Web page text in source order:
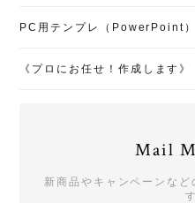
PC用テンプレ（PowerPoint）
《プロにお任せ！作成します》
Mail
新商品やキャンペーンな